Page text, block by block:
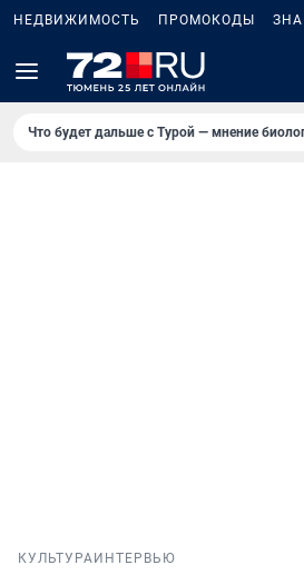
НЕДВИЖИМОСТЬ ПРОМОКОДЫ
Что будет дальше с Турой — мнение
КУЛЬТУРА ИНТЕРВЬЮ